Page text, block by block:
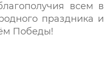
всем в
праздника и
Победы!